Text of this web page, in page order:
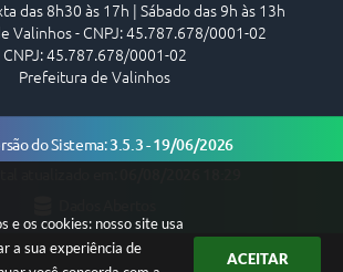
e os cookies: nosso site usa
a sua experiência de
ACEITAR
das 8h30 às 17h | Sábado das 9h às 13h
Valinhos - CNPJ: 45.787.678/0001-02
CNPJ: 45.787.678/0001-02
Prefeitura de Valinhos
do Sistema:3.5.3 - 19/06/2026